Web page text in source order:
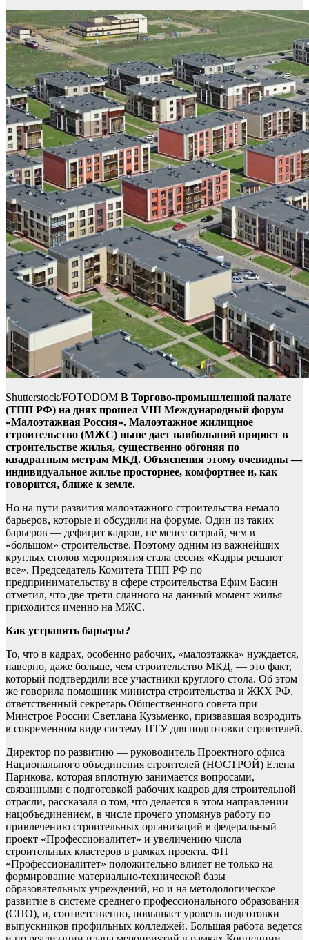
Shutterstock/FOTODOM В Торгово-промышленной палате
(ТПП РФ) на днях прошел VIII Международный форум
«Малоэтажная Россия». Малоэтажное жилищное
строительство (МЖС) ныне дает наибольший прирост в
строительстве жилья, существенно обгоняя по
квадратным метрам МКД. Объяснения этому очевидны —
индивидуальное жилье просторнее, комфортнее и, как
говорится, ближе к земле.
Но на пути развития малоэтажного строительства немало
барьеров, которые и обсудили на форуме. Один из таких
барьеров — дефицит кадров, не менее острый, чем в
«большом» строительстве. Поэтому одним из важнейших
круглых столов мероприятия стала сессия «Кадры решают
все». Председатель Комитета ТПП РФ по
предпринимательству в сфере строительства Ефим Басин
отметил, что две трети сданного на данный момент жилья
приходится именно на МЖС.
Как устранять барьеры?
То, что в кадрах, особенно рабочих, «малоэтажка» нуждается,
наверно, даже больше, чем строительство МКД, — это факт,
который подтвердили все участники круглого стола. Об этом
же говорила помощник министра строительства и ЖКХ РФ,
ответственный секретарь Общественного совета при
Минстрое России Светлана Кузьменко, призвавшая возродить
в современном виде систему ПТУ для подготовки строителей.
Директор по развитию — руководитель Проектного офиса
Национального объединения строителей (НОСТРОЙ) Елена
Парикова, которая вплотную занимается вопросами,
связанными с подготовкой рабочих кадров для строительной
отрасли, рассказала о том, что делается в этом направлении
нацобъединением, в числе прочего упомянув работу по
привлечению строительных организаций в федеральный
проект «Профессионалитет» и увеличению числа
строительных кластеров в рамках проекта. ФП
«Профессионалитет» положительно влияет не только на
формирование материально-технической базы
образовательных учреждений, но и на методологическое
развитие в системе среднего профессионального образования
(СПО), и, соответственно, повышает уровень подготовки
выпускников профильных колледжей. Большая работа ведется